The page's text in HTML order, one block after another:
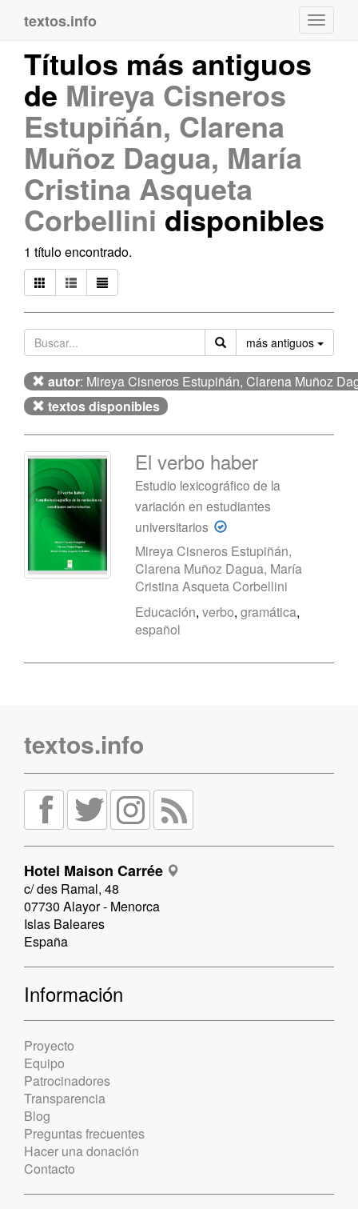
textos.info
Títulos más antiguos
de Mireya Cisneros
Estupiñán, Clarena
Muñoz Dagua, María
Cristina Asqueta
Corbellini disponibles
1 título encontrado.
más antiguos
autor: Mireya Cisneros Estupiñán, Clarena Muñoz
textos disponibles
El verbo haber
Estudio lexicográfico de la
variación en estudiantes
universitarios
Mireya Cisneros Estupiñán,
Clarena Muñoz Dagua, María
Cristina Asqueta Corbellini
Educación,verbo,gramática,
español
textos.info
Hotel Maison Carrée
c/ des Ramal, 48
07730 Alayor - Menorca
Islas Baleares
España
Información
Proyecto
Equipo
Patrocinadores
Transparencia
Blog
Preguntas frecuentes
Hacer una donación
Contacto